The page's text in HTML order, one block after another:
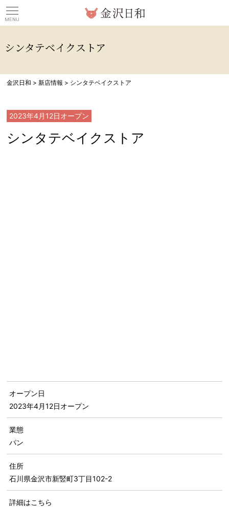
シンタテベイクストア
金沢日和 >新店情報 > シンタテベイクストア
2023年4月12日オープン
シンタテベイクストア
オープン日
2023年4月12日オープン
業態
パン
住所
石川県金沢市新竪町3丁目102-2
詳細はこちら